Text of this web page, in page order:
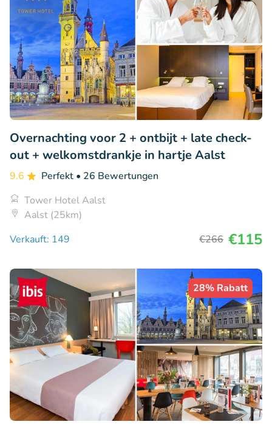
Overnachting voor 2 + ontbijt + late check-
out + welkomstdrankje in hartje Aalst
9.6 Perfekt • 26 Bewertungen
Tower Hotel Aalst
Aalst (25km)
Verkauft: 149
€266 €115
28% Rabatt